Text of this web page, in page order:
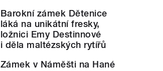
Barokní zámek Dětenice
láká na unikátní fresky,
ložnici Emy Destinnové
i děla maltézských rytířů
Zámek v Náměšti na Hané